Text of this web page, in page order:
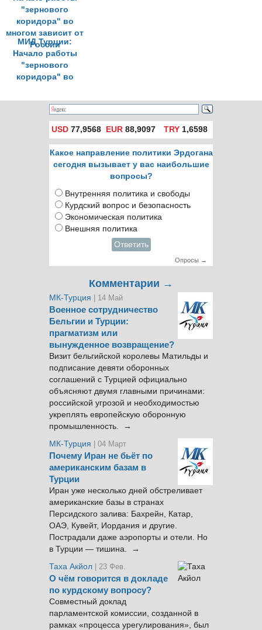
Украине
МИД Турции:
Начало работы
"зернового
коридора" во
России
USD 77,9568 EUR 88,9097 TRY1,6598
Какое направление политики Эрдогана
сегодня вызывает у вас наибольшие
вопросы?
Внутренняя политика и свободы
Курдский вопрос и безопасность
Экономическая политика
Внешняя политика
Ответить
Опросы →
Комментарии →
МК-Турция | 14 Май
Военное сотрудничество
Бельгии и Турции:
прагматизм или
вынужденное возвращение?
Визит бельгийской королевы Матильды и
подписание девяти оборонных
соглашений с Турцией официально
объясняют двумя главными причинами:
российской угрозой и необходимостью
укреплять европейскую оборонную
промышленность. →
МК-Турция
| 04 Март
Почему Иран не бьёт по
американским базам в
Турции
Иран уже несколько дней обстреливает
американские базы в странах
Персидского залива: Бахрейн, Катар,
ОАЭ, Кувейт, Иордания и другие.
Пострадали даже аэропорты и отели. Но
в Турции — тишина. →
Таха Акйол | 23 Фев.
О чём говорится в докладе
по курдскому вопросу?
Совместный доклад
парламентской комиссии, созданной в
рамках «процесса урегулирования», был